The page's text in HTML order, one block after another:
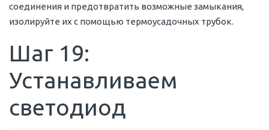
соединения и предотвратить возможные замыкания,
изолируйте их с помощью термоусадочных трубок.
Шаг 19:
Устанавливаем
светодиод